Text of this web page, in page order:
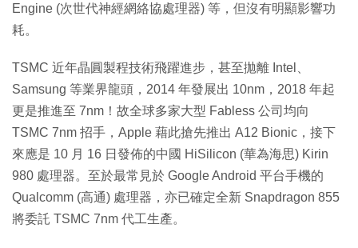
Engine (次世代神經網絡協處理器) 等，但沒有明顯影響功
耗。
TSMC 近年晶圓製程技術飛躍進步，甚至拋離 Intel、
Samsung 等業界龍頭，2014 年發展出 10nm，2018 年起
更是推進至 7nm！故全球多家大型 Fabless 公司均向
TSMC 7nm 招手，Apple 藉此搶先推出 A12 Bionic，接下
來應是 10 月 16 日發佈的中國 HiSilicon (華為海思) Kirin
980 處理器。至於最常見於 Google Android 平台手機的
Qualcomm (高通) 處理器，亦已確定全新 Snapdragon 855
將委託 TSMC 7nm 代工生產。